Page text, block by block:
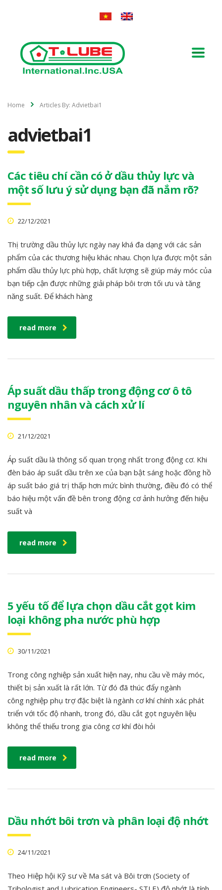
Home Articles By: Advietbai1
advietbai1
Các tiêu chí cần có ở dầu thủy lực và
một số lưu ý sử dụng bạn đã nắm rõ?
22/12/2021
Thị trường dầu thủy lực ngày nay khá đa dạng với các sản
phẩm của các thương hiệu khác nhau. Chọn lựa được một sản
phẩm dầu thủy lực phù hợp, chất lượng sẽ giúp máy móc của
bạn tiếp cận được những giải pháp bôi trơn tối ưu và tăng
năng suất. Để khách hàng
read more
Áp suất dầu thấp trong động cơ ô tô
nguyên nhân và cách xử lí
21/12/2021
Áp suất dầu là thông số quan trọng nhất trong động cơ. Khi
đèn báo áp suất dầu trên xe của bạn bật sáng hoặc đồng hồ
áp suất báo giá trị thấp hơn mức bình thường, điều đó có thể
báo hiệu một vấn đề bên trong động cơ ảnh hưởng đến hiệu
suất và
read more
5 yếu tố để lựa chọn dầu cắt gọt kim
loại không pha nước phù hợp
30/11/2021
Trong công nghiệp sản xuất hiện nay, nhu cầu về máy móc,
thiết bị sản xuất là rất lớn. Từ đó đã thúc đẩy ngành
công nghiệp phụ trợ đặc biệt là ngành cơ khí chính xác phát
triển với tốc độ nhanh, trong đó, dầu cắt gọt nguyên liệu
không thể thiếu trong gia công cơ khí đòi hỏi
read more
Dầu nhớt bôi trơn và phân loại độ nhớt
24/11/2021
Theo Hiệp hội Kỹ sư về Ma sát và Bôi trơn (Society of